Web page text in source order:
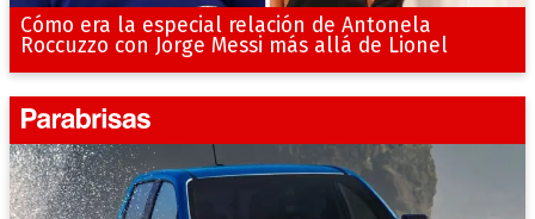
Cómo era la especial relación de Antonela
Roccuzzo con Jorge Messi más allá de Lionel